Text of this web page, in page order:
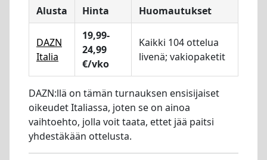
Alusta
Hinta Huomautukset
DAZN
Italia
19,99-
24,99
€/vko
Kaikki 104 ottelua
livenä; vakiopaketit
DAZN:llä on tämän turnauksen ensisijaiset
oikeudet Italiassa, joten se on ainoa
vaihtoehto, jolla voit taata, ettet jää paitsi
yhdestäkään ottelusta.